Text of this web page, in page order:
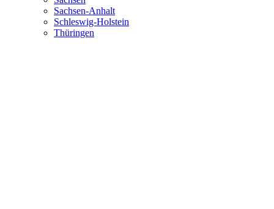
Sachsen-Anhalt
Schleswig-Holstein
Thüringen